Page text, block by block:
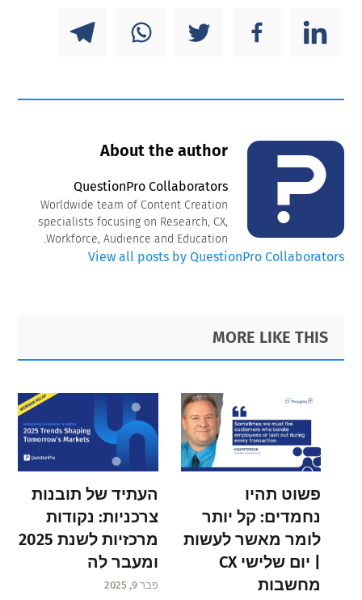
About the author
QuestionPro Collaborators
Worldwide team of Content Creation
specialists focusing on Research, CX,
Workforce, Audience and Education.
View all posts by QuestionPro Collaborators
Primary
Sidebar
Footer
MORE LIKE THIS
פשוט תהיו
נחמדים: קל יותר
לומר מאשר לעשות
| יום שלישי CX
מחשבות
העתיד של תובנות
צרכניות: נקודות
מרכזיות לשנת 2025
ומעבר לה
פבר 9, 2025